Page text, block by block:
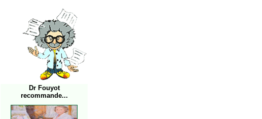
Dr Fouyot
recommande...